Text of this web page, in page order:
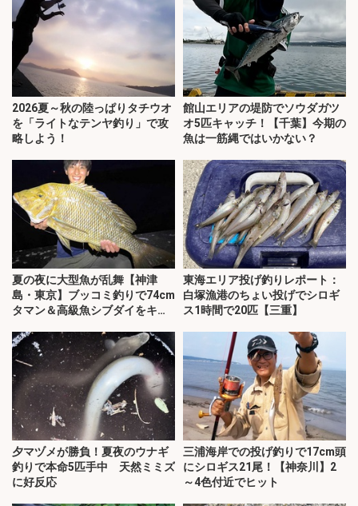
2026夏～秋の陸っぱりタチウオ
を「ライトなテンヤ釣り」で攻
略しよう！
館山エリアの堤防でソウダガツ
オ5匹キャッチ！【千葉】今期の
魚は一筋縄ではいかない？
夏の夜に大型魚が乱舞【神津
島・東京】ブッコミ釣りで74cm
タマン＆高級魚シブダイをキャ
東海エリア投げ釣りレポート：
白塚漁港のちょい投げでシロギ
ス1時間で20匹【三重】
夕マヅメが勝負！夏夜のウナギ
釣りで本命5匹手中 天然ミミズ
に好反応
三浦海岸での投げ釣りで17cm頭
にシロギス21尾！【神奈川】2
～4色付近でヒット